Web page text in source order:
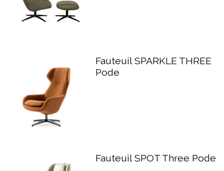
Fauteuil SPARKLE THREE
Pode
Fauteuil SPOT Three Pode